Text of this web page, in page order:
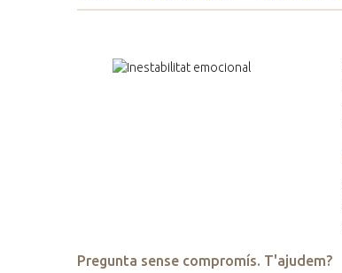
Pregunta sense compromís. T'ajudem?